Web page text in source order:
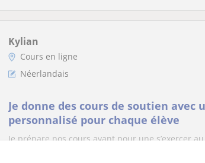
Kylian
Cours en ligne
Néerlandais
Je donne des cours de soutien avec
personnalisé pour chaque élève
Je prépare nos cours avant pour une s’exercer